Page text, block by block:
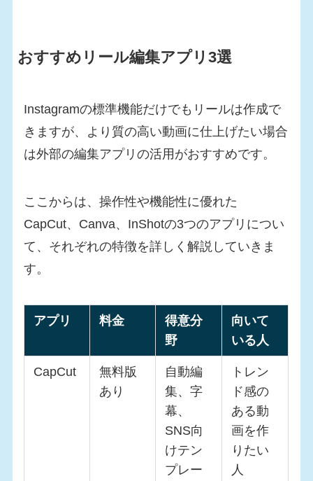
おすすめリール編集アプリ3選
Instagramの標準機能だけでもリールは作成で
きますが、より質の高い動画に仕上げたい場合
は外部の編集アプリの活用がおすすめです。
ここからは、操作性や機能性に優れた
CapCut、Canva、InShotの3つのアプリについ
て、それぞれの特徴を詳しく解説していきま
す。
アプリ 料金
得意分
野
向いて
いる人
CapCut
無料版
あり
自動編
集、字
幕、
SNS向
けテン
プレー
トレン
ド感の
ある動
画を作
りたい
人